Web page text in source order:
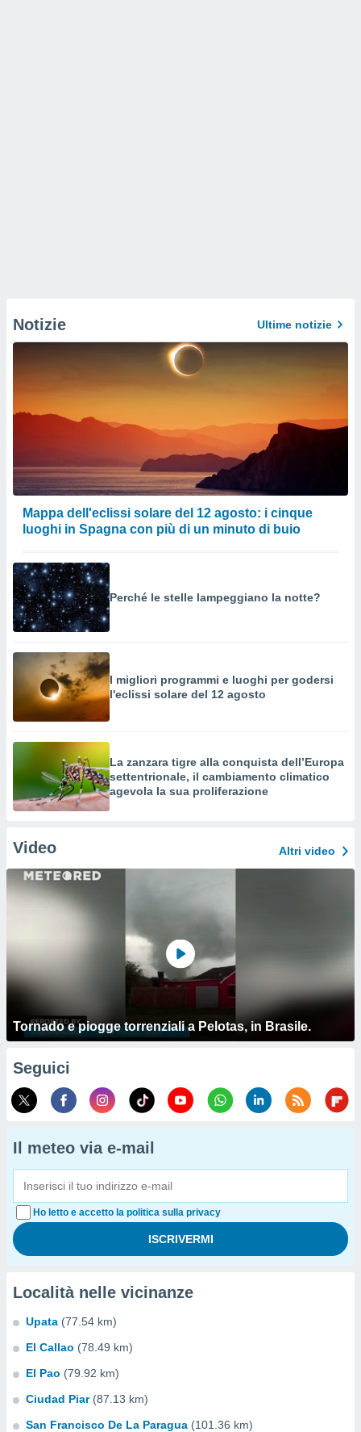
Notizie Ultime notizie
Mappa dell'eclissi solare del 12 agosto: i cinque
luoghi in Spagna con più di un minuto di buio
Perché le stelle lampeggiano la notte?
I migliori programmi e luoghi per godersi
l'eclissi solare del 12 agosto
La zanzara tigre alla conquista dell’Europa
settentrionale, il cambiamento climatico
agevola la sua proliferazione
Video Altri video
Tornado e piogge torrenziali a Pelotas, in Brasile.
Seguici
Il meteo via e-mail
Ho letto e accetto la politica sulla privacy
Località nelle vicinanze
Upata (77.54 km)
El Callao (78.49 km)
El Pao (79.92 km)
Ciudad Piar (87.13 km)
San Francisco De La Paragua (101.36 km)